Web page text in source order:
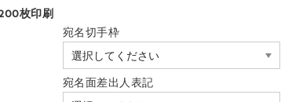
枚印刷
宛名切手枠
宛名面差出人表記